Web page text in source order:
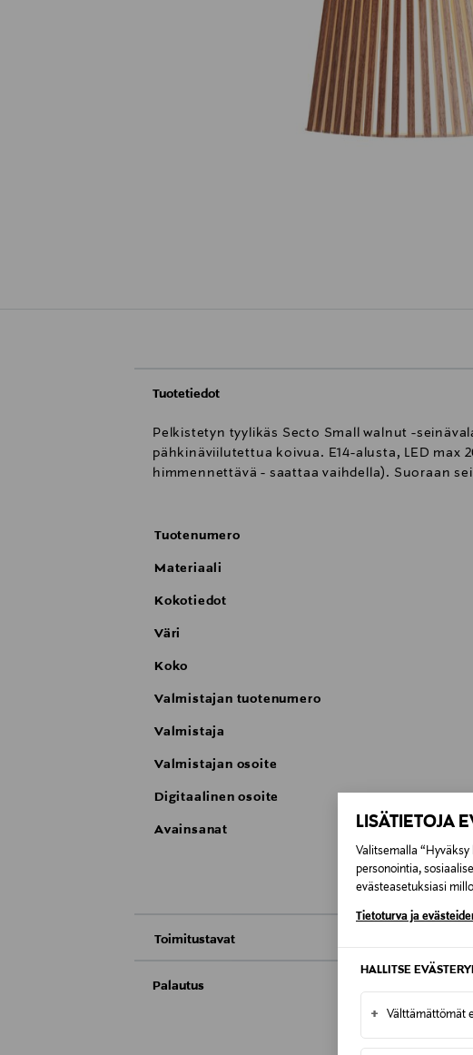
LISÄTIETOJA
Valitsemalla
personointia,
evästeasetuksiasi
Tietoturva ja
HALLITSE
+ Välttämättömät
Tuotetiedot
Pelkistetyn tyylikäs Secto Small walnut -
pähkinäviilutettua koivua. E14-alusta, LED max
himmennettävä - saattaa vaihdella). Suoraan
Tuotenumero
Materiaali
Kokotiedot
Väri
Koko
Valmistajan tuotenumero
Valmistaja
Valmistajan osoite
Digitaalinen osoite
Avainsanat
Toimitustavat
Toimitusaika 4-6 viikkoa
Palautus
Meille on hyvin tärkeää, että olet tyytyväinen
Palauttaminen on maksutonta eikä sinun tarvitse